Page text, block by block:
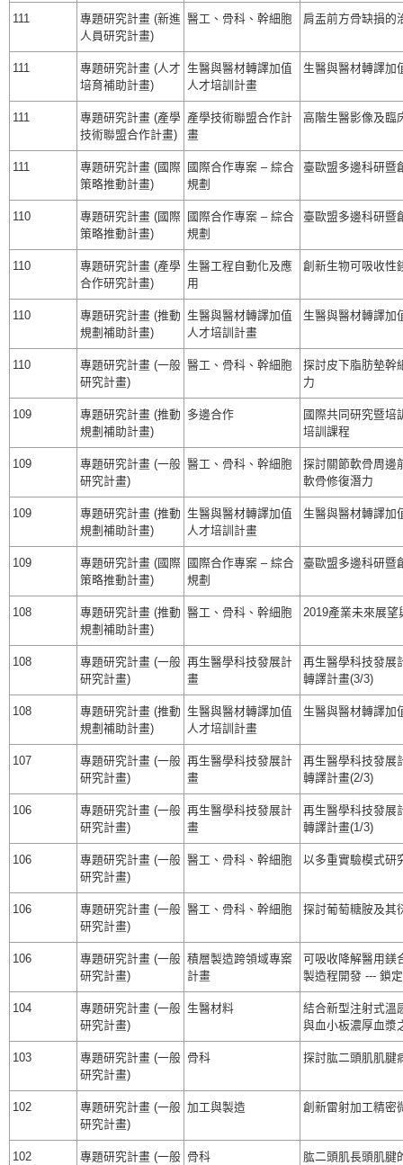
111
專題研究計畫 (新進
人員研究計畫)
醫工、骨科、幹細胞 肩盂前方骨缺損的
111
專題研究計畫 (人才
培育補助計畫)
生醫與醫材轉譯加值
人才培訓計畫
生醫與醫材轉譯加
111
專題研究計畫 (產學
技術聯盟合作計畫)
產學技術聯盟合作計
畫
高階生醫影像及臨
111
專題研究計畫 (國際
策略推動計畫)
國際合作專案 – 綜合
規劃
臺歐盟多邊科研暨
110
專題研究計畫 (國際
策略推動計畫)
國際合作專案 – 綜合
規劃
臺歐盟多邊科研暨
110
專題研究計畫 (產學
合作研究計畫)
生醫工程自動化及應
用
創新生物可吸收性
110
專題研究計畫 (推動
規劃補助計畫)
生醫與醫材轉譯加值
人才培訓計畫
生醫與醫材轉譯加
110
專題研究計畫 (一般
研究計畫)
醫工、骨科、幹細胞
探討皮下脂肪墊幹
力
109
專題研究計畫 (推動
規劃補助計畫)
多邊合作
國際共同研究暨培
培訓課程
109
專題研究計畫 (一般
研究計畫)
醫工、骨科、幹細胞
探討關節軟骨周邊
軟骨修復潛力
109
專題研究計畫 (推動
規劃補助計畫)
生醫與醫材轉譯加值
人才培訓計畫
生醫與醫材轉譯加
109
專題研究計畫 (國際
策略推動計畫)
國際合作專案 – 綜合
規劃
臺歐盟多邊科研暨
108
專題研究計畫 (推動
規劃補助計畫)
醫工、骨科、幹細胞 2019產業未來展
108
專題研究計畫 (一般
研究計畫)
再生醫學科技發展計
畫
再生醫學科技發展
轉譯計畫(3/3)
108
專題研究計畫 (推動
規劃補助計畫)
生醫與醫材轉譯加值
人才培訓計畫
生醫與醫材轉譯加
107
專題研究計畫 (一般
研究計畫)
再生醫學科技發展計
畫
再生醫學科技發展
轉譯計畫(2/3)
106
專題研究計畫 (一般
研究計畫)
再生醫學科技發展計
畫
再生醫學科技發展
轉譯計畫(1/3)
106
專題研究計畫 (一般
研究計畫)
醫工、骨科、幹細胞 以多重實驗模式研
106
專題研究計畫 (一般
研究計畫)
醫工、骨科、幹細胞 探討葡萄糖胺及其
106
專題研究計畫 (一般
研究計畫)
積層製造跨領域專案
計畫
可吸收降解醫用鎂
製造程開發 --- 鎖
104
專題研究計畫 (一般
研究計畫)
生醫材料
結合新型注射式溫
與血小板濃厚血漿
103
專題研究計畫 (一般
研究計畫)
骨科 探討肱二頭肌肌腱
102
專題研究計畫 (一般
研究計畫)
加工與製造 創新雷射加工精密
102
專題研究計畫 (一般 骨科 肱二頭肌長頭肌腱